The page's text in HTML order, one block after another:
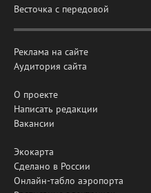
Весточка с передовой
Реклама на сайте
Аудитория сайта
О проекте
Написать редакции
Вакансии
Экокарта
Сделано в России
Онлайн-табло аэропорта